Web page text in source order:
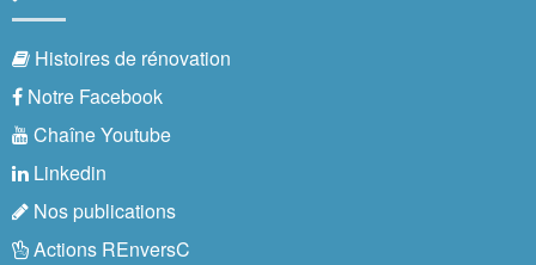
Histoires de rénovation
Notre Facebook
Chaîne Youtube
Linkedin
Nos publications
Actions REnversC